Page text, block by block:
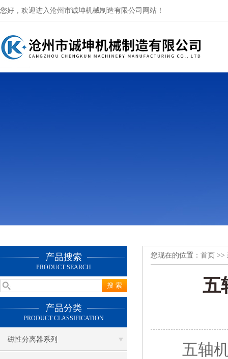
您好，欢迎进入沧州市诚坤机械制造有限公司网站！
产品搜索
PRODUCT SEARCH
产品分类
PRODUCT CLASSIFICATION
磁性分离器系列
您现在的位置： 首页 >>
五
五轴机